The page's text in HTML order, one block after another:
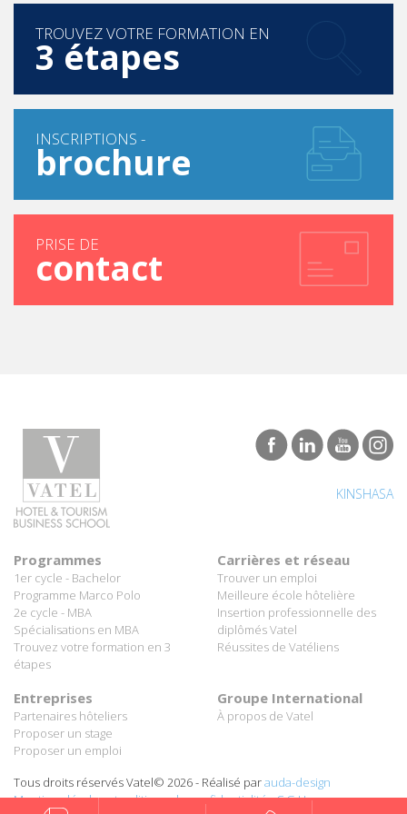
TROUVEZ VOTRE FORMATION EN
3 étapes
INSCRIPTIONS -
brochure
PRISE DE
contact
KINSHASA
Programmes
1er cycle - Bachelor
Programme Marco Polo
2e cycle - MBA
Spécialisations en MBA
Trouvez votre formation en 3
étapes
Carrières et réseau
Trouver un emploi
Meilleure école hôtelière
Insertion professionnelle des
diplômés Vatel
Réussites de Vatéliens
Entreprises
Partenaires hôteliers
Proposer un stage
Proposer un emploi
Groupe International
À propos de Vatel
Tous droits réservés Vatel© 2026 - Réalisé parauda-design
Mentions légales et politique de confidentialité-C.G.U.